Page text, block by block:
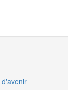
d'avenir